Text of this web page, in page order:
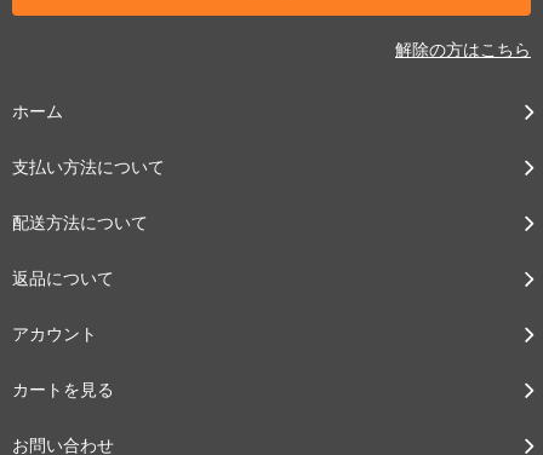
解除の方はこちら
ホーム
支払い方法について
配送方法について
返品について
アカウント
カートを見る
お問い合わせ